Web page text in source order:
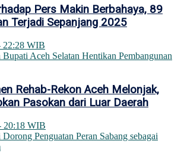
Pers Makin Berbahaya, 89
Terjadi Sepanjang 2025
22:28 WIB
Rehab-Rekon Aceh Melonjak,
Pasokan dari Luar Daerah
20:18 WIB